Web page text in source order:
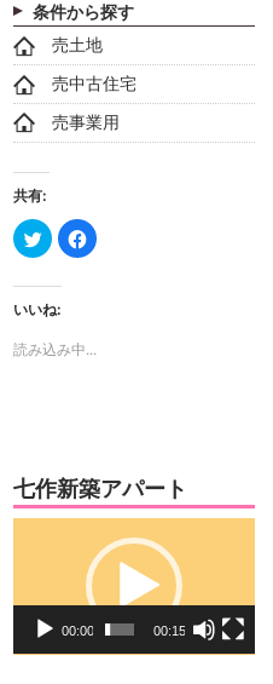
条件から探す
売土地
売中古住宅
売事業用
共有:
ク
リ
し
て
Twitter
共
ウ
で
開
き
Facebook
で
ク
い
(新
し
い
ィ
ン
ド
ウ
で
開
き
ま
いいね:
読み込み中...
七作新築アパート
00:00 00:15